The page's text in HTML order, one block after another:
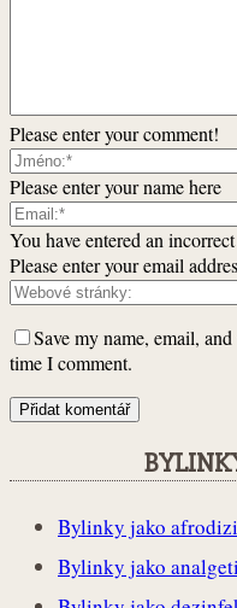
Please enter your comment!
Please enter your name here
You have entered an
Please enter your email
Save my name, email,
time I comment.
Bylinky jako
Bylinky jako